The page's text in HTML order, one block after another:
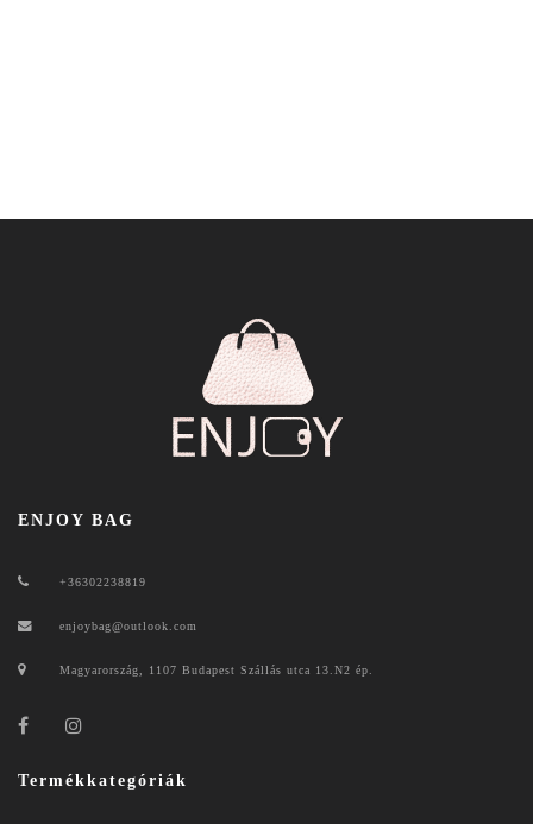
ENJOY BAG
+36302238819
enjoybag@outlook.com
Magyarország, 1107 Budapest Szállás utca 13.N2 ép.
Termékkategóriák